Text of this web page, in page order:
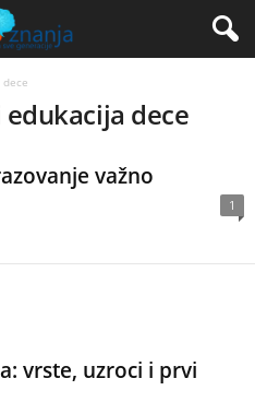
dece
važno
1
vrste, uzroci i prvi